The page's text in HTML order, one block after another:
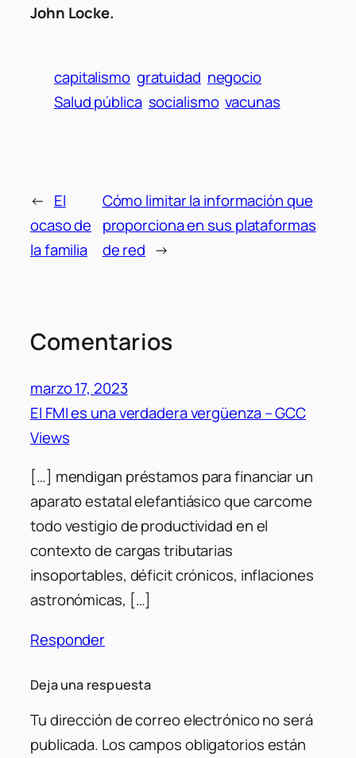
John Locke.
capitalismo gratuidad negocio
Salud pública socialismo vacunas
← El
ocaso de
la familia
Cómo limitar la información que
proporciona en sus plataformas
de red →
Comentarios
marzo 17, 2023
El FMI es una verdadera vergüenza – GCC
Views
[…] mendigan préstamos para financiar un
aparato estatal elefantiásico que carcome
todo vestigio de productividad en el
contexto de cargas tributarias
insoportables, déficit crónicos, inflaciones
astronómicas, […]
Responder
Deja una respuesta
Tu dirección de correo electrónico no será
publicada. Los campos obligatorios están